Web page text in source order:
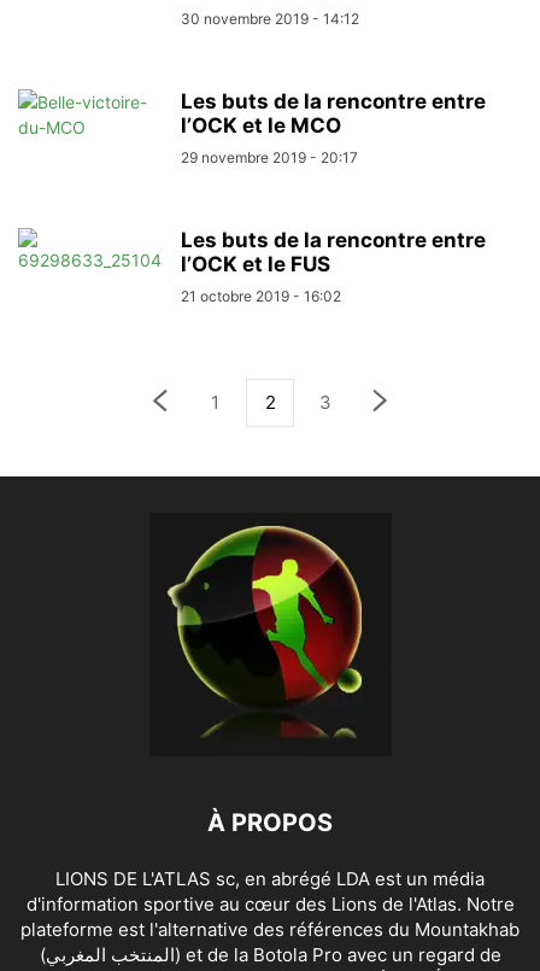
30 novembre 2019 - 14:12
Les buts de la rencontre entre
l’OCK et le MCO
29 novembre 2019 - 20:17
Les buts de la rencontre entre
l’OCK et le FUS
21 octobre 2019 - 16:02
1 2 3
À PROPOS
LIONS DE L'ATLAS sc, en abrégé LDA est un média
d'information sportive au cœur des Lions de l'Atlas. Notre
plateforme est l'alternative des références du Mountakhab
(المنتخب المغربي) et de la Botola Pro avec un regard de